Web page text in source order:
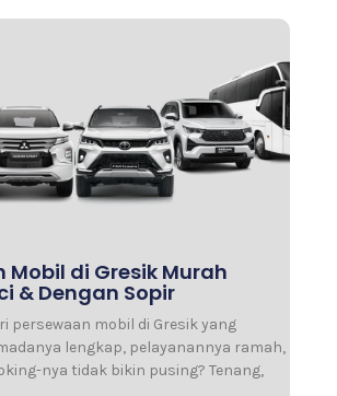
Mobil di Gresik Murah
& Dengan Sopir
persewaan mobil di Gresik yang
lengkap, pelayanannya ramah,
nya tidak bikin pusing? Tenang,